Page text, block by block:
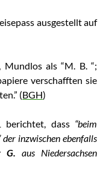
ausgestellt auf
als “M. B. “;
verschafften sie
(BGH)
berichtet, dass “beim
inzwischen ebenfalls
G. aus Niedersachsen